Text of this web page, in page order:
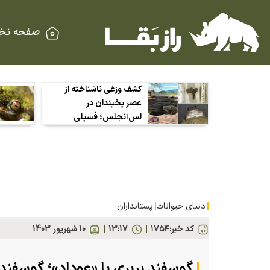
صفحه
کشف وزغی ناشناخته از
عصر یخبندان در
لس‌آنجلس؛ فسیلی
دنیای حیوانات پستانداران
کد خبر:۱۷۵۴ 10 شهريور 1403 13:17